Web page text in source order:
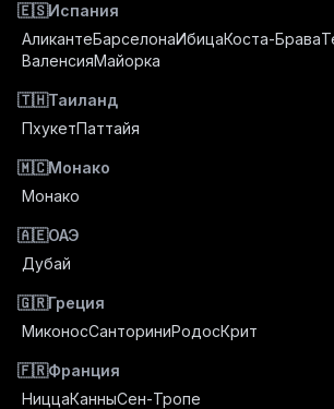
🇪🇸Испания
АликантеБарселонаИбицаКоста-Брава
ВаленсияМайорка
🇹🇭Таиланд
ПхукетПаттайя
🇲🇨Монако
Монако
🇦🇪ОАЭ
Дубай
🇬🇷Греция
МиконосСанториниРодосКрит
🇫🇷Франция
НиццаКанныСен-Тропе